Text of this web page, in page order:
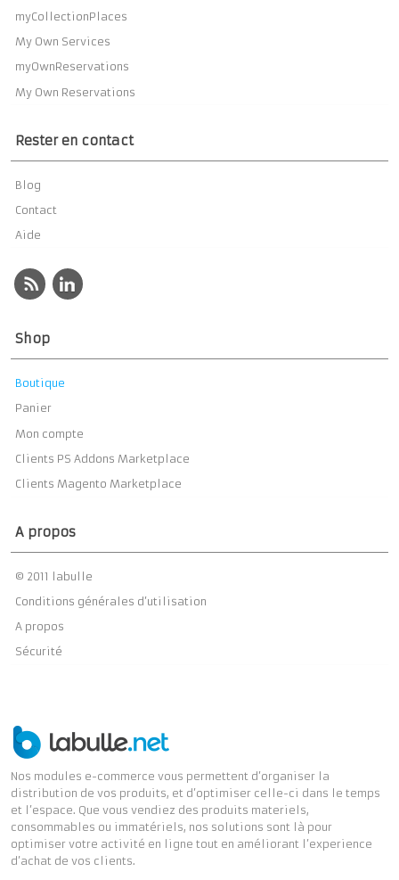
myCollectionPlaces
My Own Services
myOwnReservations
My Own Reservations
Rester en contact
Blog
Contact
Aide
Shop
Boutique
Panier
Mon compte
Clients PS Addons Marketplace
Clients Magento Marketplace
A propos
© 2011 labulle
Conditions générales d’utilisation
A propos
Sécurité
Nos modules e-commerce vous permettent d’organiser la
distribution de vos produits, et d’optimiser celle-ci dans le temps
et l’espace. Que vous vendiez des produits materiels,
consommables ou immatériels, nos solutions sont là pour
optimiser votre activité en ligne tout en améliorant l’experience
d’achat de vos clients.